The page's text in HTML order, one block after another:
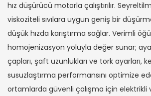
hız düşürücü motorla çalıştırılır.
viskoziteli sıvılara uygun geniş bir
düşük hızda karıştırma sağlar. Verimli
homojenizasyon yoluyla değer sunar;
çapları, şaft uzunlukları ve tork ayarları,
susuzlaştırma performansını optimize
ortamlarda güvenli çalışma için